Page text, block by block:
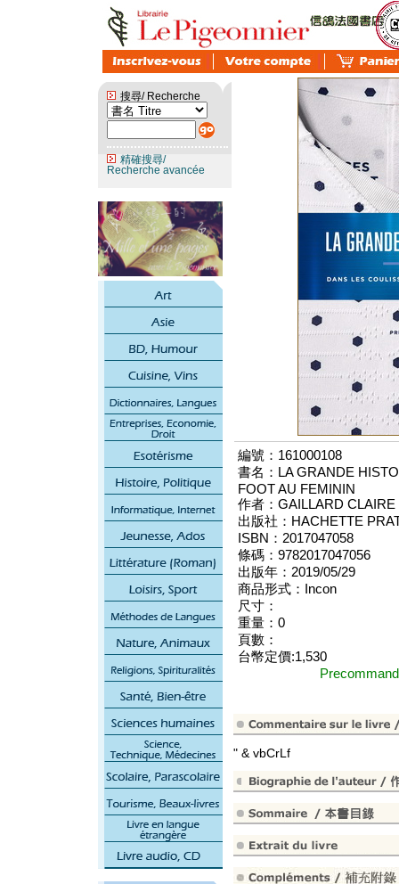
搜尋/ Recherche
精確搜尋/
Recherche avancée
編號：161000108
書名：LA GRANDE
FOOT AU FEMININ
作者：GAILLARD CLAIRE
出版社：HACHETTE
ISBN：2017047058
條碼：9782017047056
出版年：2019/05/29
商品形式：Incon
尺寸：
重量：0
頁數：
台幣定價:1,530
" & vbCrLf